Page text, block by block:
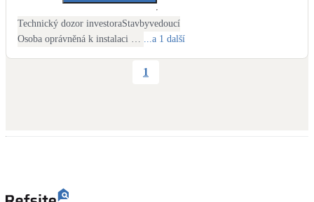
Technický dozor investoraStavbyvedoucí
...a 1 další
1